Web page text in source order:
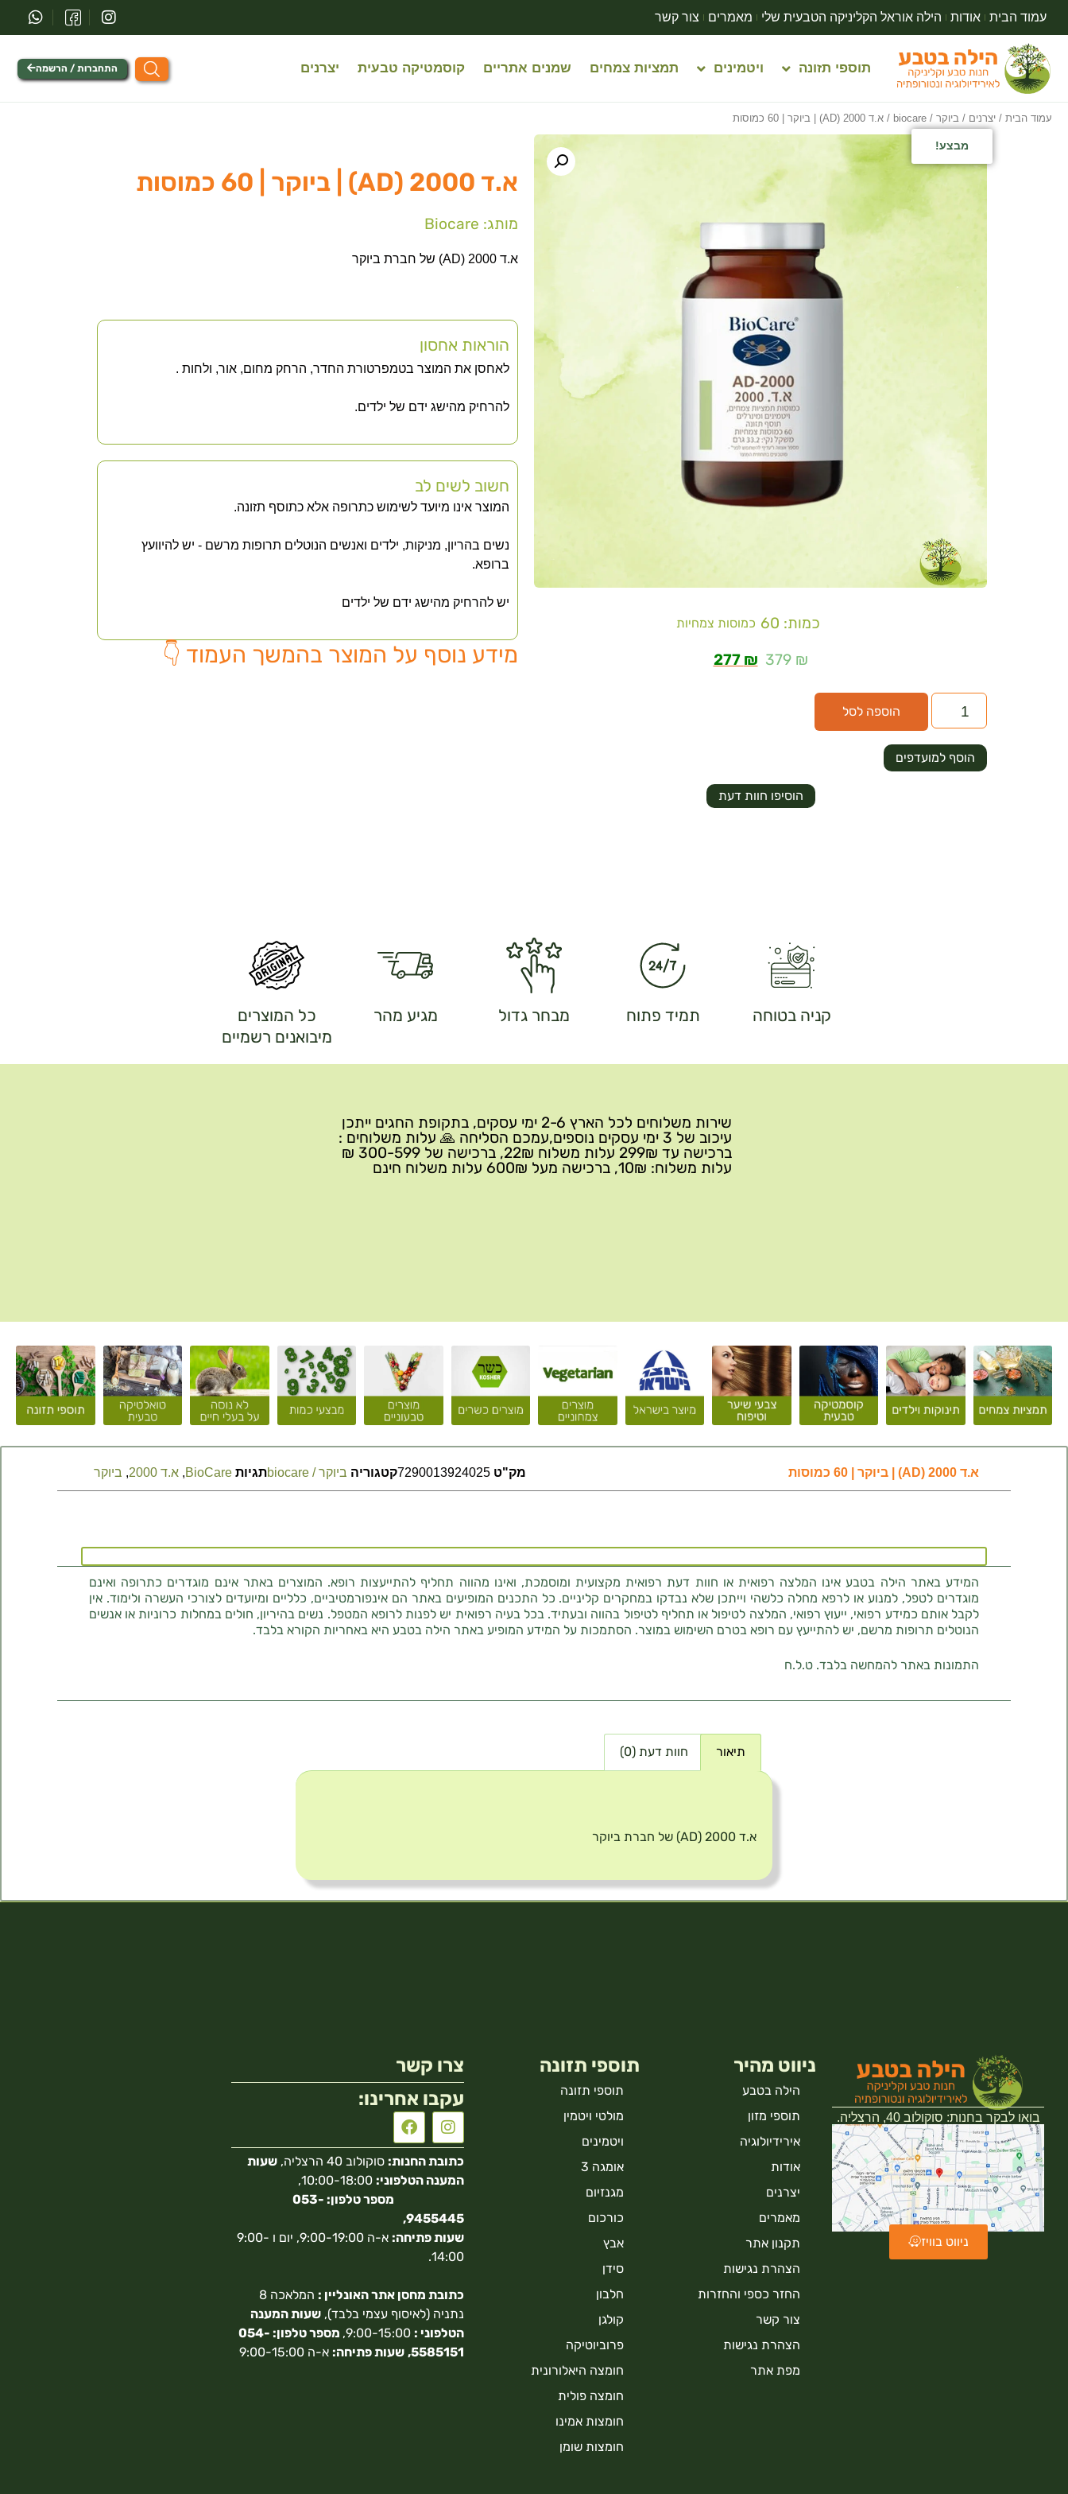
עמוד הבית אודות הילה אוראל הקליניקה הטבעית שלי מאמרים צור קשר
תוספי תזונה ויטמינים תמציות צמחים שמנים אתריים קוסמטיקה טבעית יצרנים התחברות / הרשמה
עמוד הבית / יצרנים / ביוקר / biocare / א.ד 2000 (AD) | ביוקר | 60 כמוסות
מבצע!
כמות: 60 כמוסות צמחיות
379 ₪
277 ₪
הוספה לסל
הוסיפו חוות דעת
הוסף למועדפים
א.ד 2000 (AD) | ביוקר | 60 כמוסות
מותג: Biocare
א.ד 2000 (AD) של חברת ביוקר
הוראות אחסון
לאחסן את המוצר בטמפרטורת החדר, הרחק מחום, אור, ולחות .
להרחיק מהישג ידם של ילדים.
חשוב לשים לב
המוצר אינו מיועד לשימוש כתרופה אלא כתוסף תזונה.
נשים בהריון, מניקות, ילדים ואנשים הנוטלים תרופות מרשם - יש להיוועץ
ברופא.
יש להרחיק מהישג ידם של ילדים
מידע נוסף על המוצר בהמשך העמוד 👇
קניה בטוחה תמיד פתוח מבחר גדול מגיע מהר
כל המוצרים
מיבואנים רשמיים
שירות משלוחים לכל הארץ 2-6 ימי עסקים, בתקופת החגים ייתכן
עיכוב של 3 ימי עסקים נוספים,עמכם הסליחה 🙏 עלות משלוחים :
ברכישה עד 299₪ עלות משלוח 22₪, ברכישה של 300-599 ₪
עלות משלוח: 10₪, ברכישה מעל 600₪ עלות משלוח חינם
א.ד 2000 (AD) | ביוקר | 60 כמוסות מק"ט 7290013924025קטגוריה ביוקר / biocare תגיות BioCare
, א.ד 2000 , ביוקר
המידע באתר הילה בטבע אינו המלצה רפואית או חוות דעת רפואית מקצועית ומוסמכת, ואינו מהווה תחליף להתייעצות רופא. המוצרים באתר אינם מוגדרים כתרופה ואינם
מוגדרים לטפל, למנוע או לרפא מחלה כלשהי וייתכן שלא נבדקו במחקרים קליניים. כל התכנים המופיעים באתר הם אינפורמטיביים, כלליים ומיועדים לצורכי העשרה ולימוד. אין
לקבל אותם כמידע רפואי, ייעוץ רפואי, המלצה לטיפול או תחליף לטיפול בהווה ובעתיד. בכל בעיה רפואית יש לפנות לרופא המטפל. נשים בהיריון, חולים במחלות כרוניות או אנשים
הנוטלים תרופות מרשם, יש להתייעץ עם רופא בטרם השימוש במוצר. הסתמכות על המידע המופיע באתר הילה בטבע היא באחריות הקורא בלבד.
התמונות באתר להמחשה בלבד. ט.ל.ח
תיאור חוות דעת (0)
א.ד 2000 (AD) של חברת ביוקר
בואו לבקר בחנות: סוקולוב 40, הרצליה.
ניווט בוויז
ניווט מהיר
הילה בטבע
תוספי מזון
אירידיולוגיה
אודות
יצרנים
מאמרים
תקנון אתר
הצהרת נגישות
החזר כספי והחזרות
צור קשר
הצהרת נגישות
מפת אתר
תוספי תזונה
תוספי תזונה
מולטי ויטמין
ויטמינים
אומגה 3
מגנזיום
כורכום
אבץ
סידן
חלבון
קולגן
פרוביוטיקה
חומצה היאלורונית
חומצה פולית
חומצות אמינו
חומצות שומן
צרו קשר
עקבו אחרינו:
כתובת החנות: סוקולוב 40 הרצליה,
שעות
המענה הטלפוני:
10:00-18:00,
מספר טלפון: 053-
9455445,
שעות פתיחה:
א-ה 9:00-19:00, יום ו 9:00-
14:00.
כתובת מחסן אתר האונליין :
המלאכה 8
נתניה (לאיסוף עצמי בלבד),שעות המענה
הטלפוני : 9:00-15:00,
מספר טלפון: 054-
5585151, שעות פתיחה: א-ה 9:00-15:00